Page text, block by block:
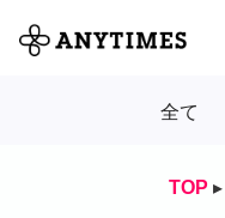
全て
TOP ▸